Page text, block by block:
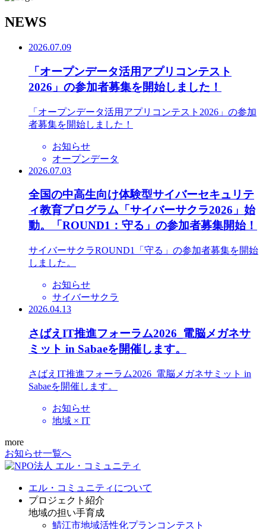
NEWS
2026.07.09
「オープンデータ活用アプリコンテスト
2026」の参加者募集を開始しました！
「オープンデータ活用アプリコンテスト2026」の参加
者募集を開始しました！
お知らせ
オープンデータ
2026.07.03
全国の中高生向け体験型サイバーセキュリテ
ィ教育プログラム「サイバーサクラ2026」始
動。「ROUND1：守る」の参加者募集開始！
サイバーサクラROUND1「守る」の参加者募集を開始
しました。
お知らせ
サイバーサクラ
2026.04.13
さばえIT推進フォーラム2026_電脳メガネサ
ミット in Sabaeを開催します。
さばえIT推進フォーラム2026_電脳メガネサミット in
Sabaeを開催します。
お知らせ
地域 × IT
more
お知らせ一覧へ
エル・コミュニティについて
プロジェクト紹介
地域の担い手育成
鯖江市地域活性化プランコンテスト